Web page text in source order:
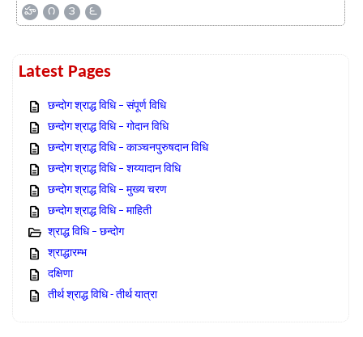
హ
౧ ౩ ౬
Latest Pages
छन्दोग श्राद्ध विधि – संपूर्ण विधि
छन्दोग श्राद्ध विधि – गोदान विधि
छन्दोग श्राद्ध विधि – काञ्चनपुरुषदान विधि
छन्दोग श्राद्ध विधि – शय्यादान विधि
छन्दोग श्राद्ध विधि – मुख्य चरण
छन्दोग श्राद्ध विधि – माहिती
श्राद्ध विधि – छन्दोग
श्राद्धारम्भ
दक्षिणा
तीर्थ श्राद्ध विधि - तीर्थ यात्रा